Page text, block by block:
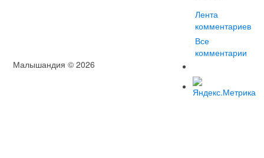
Лента
комментариев
Все
комментарии
Малышандия © 2026